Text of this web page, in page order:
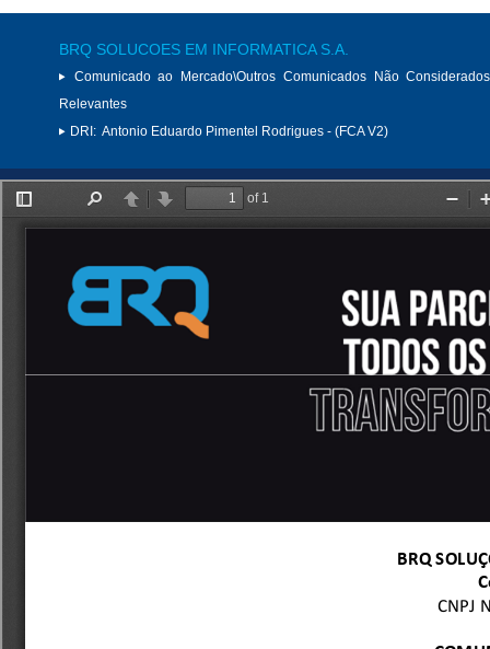
BRQ SOLUCOES EM INFORMATICA S.A.
Comunicado ao Mercado\Outros Comunicados Não
Relevantes
DRI: Antonio Eduardo Pimentel Rodrigues - (FCA V2)